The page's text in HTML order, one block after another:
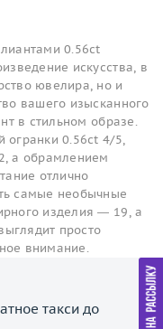
0.56ct
искусства, в
ювелира, но и
вашего изысканного
в стильном образе.
огранки 0.56ct 4/5,
а обрамлением
отлично
самые необычные
изделия — 19, а
просто
внимание.
такси до